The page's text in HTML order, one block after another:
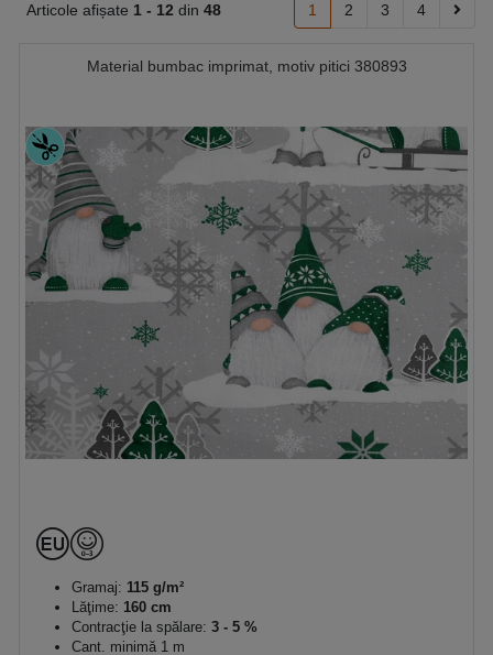
Articole afișate 1 - 12 din 48 1 2 3 4
Material bumbac imprimat, motiv pitici 380893
Gramaj: 115 g/m²
Lăţime: 160 cm
Contracţie la spălare: 3 - 5 %
Cant. minimă 1 m